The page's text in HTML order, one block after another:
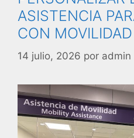
ASISTENCIA
CON
14 julio, 2026 por admin